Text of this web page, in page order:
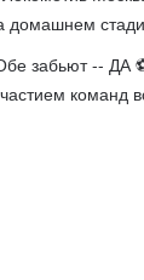
забьют -- ДА
команд